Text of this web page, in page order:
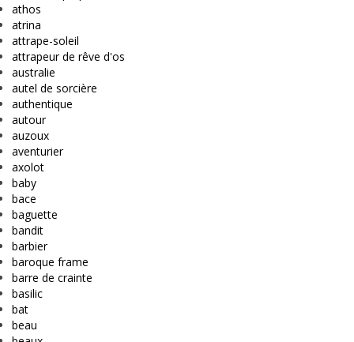
athos
atrina
attrape-soleil
attrapeur de rêve d'os
australie
autel de sorcière
authentique
autour
auzoux
aventurier
axolot
baby
bace
baguette
bandit
barbier
baroque frame
barre de crainte
basilic
bat
beau